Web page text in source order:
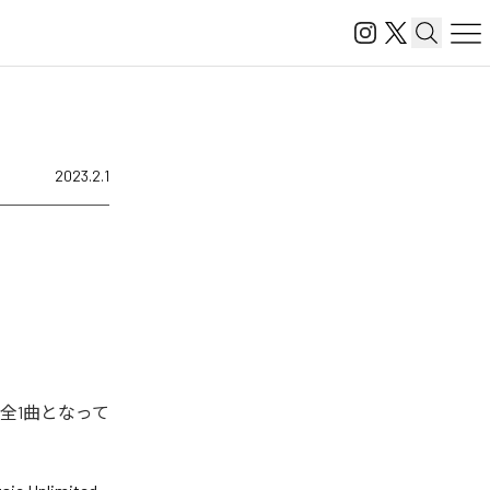
2023.2.1
1曲となって